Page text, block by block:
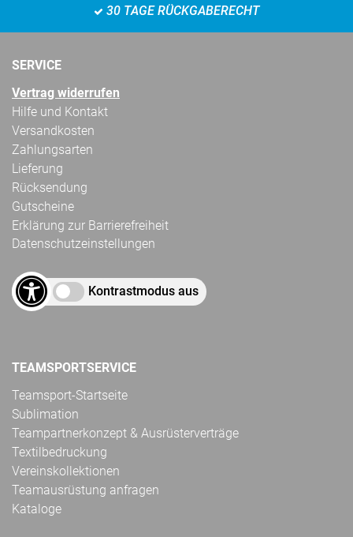
30 TAGE RÜCKGABERECHT
SERVICE
Vertrag widerrufen
Hilfe und Kontakt
Versandkosten
Zahlungsarten
Lieferung
Rücksendung
Gutscheine
Erklärung zur Barrierefreiheit
Datenschutzeinstellungen
Kontrastmodus aus
TEAMSPORTSERVICE
Teamsport-Startseite
Sublimation
Teampartnerkonzept & Ausrüsterverträge
Textilbedruckung
Vereinskollektionen
Teamausrüstung anfragen
Kataloge